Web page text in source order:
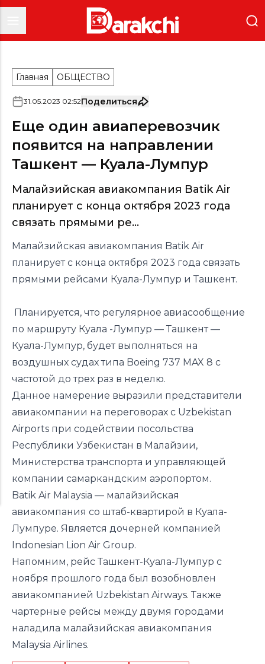
Главная ОБЩЕСТВО
31.05.2023 02:52Поделиться
Еще один авиаперевозчик
появится на направлении
Ташкент — Куала-Лумпур
Малайзийская авиакомпания Batik Air
планирует с конца октября 2023 года
связать прямыми ре...
Малайзийская авиакомпания Batik Air
планирует с конца октября 2023 года связать
прямыми рейсами Куала-Лумпур и Ташкент.
Планируется, что регулярное авиасообщение
по маршруту Куала -Лумпур — Ташкент —
Куала-Лумпур, будет выполняться на
воздушных судах типа Boeing 737 MAX 8 c
частотой до трех раз в неделю.
Данное намерение выразили представители
авиакомпании на переговорах с Uzbekistan
Airports при содействии посольства
Республики Узбекистан в Малайзии,
Министерства транспорта и управляющей
компании самаркандским аэропортом.
Batik Air Malaysia — малайзийская
авиакомпания со штаб-квартирой в Куала-
Лумпуре. Является дочерней компанией
Indonesian Lion Air Group.
Напомним, рейс Ташкент-Куала-Лумпур с
ноября прошлого года был возобновлен
авиакомпанией Uzbekistan Airways. Также
чартерные рейсы между двумя городами
наладила малайзийская авиакомпания
Malaysia Airlines.